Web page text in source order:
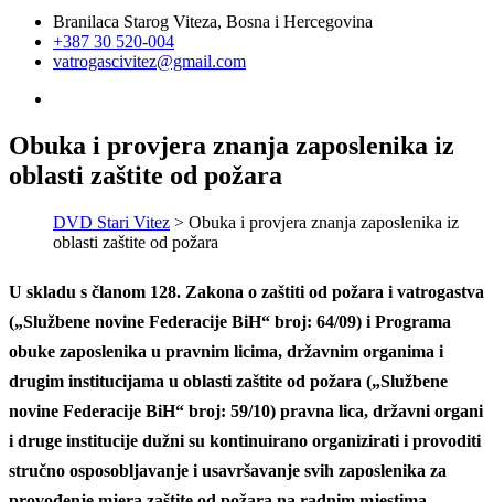
Branilaca Starog Viteza, Bosna i Hercegovina
+387 30 520-004
vatrogascivitez@gmail.com
Obuka i provjera znanja zaposlenika iz
oblasti zaštite od požara
DVD Stari Vitez > Obuka i provjera znanja zaposlenika iz
oblasti zaštite od požara
U skladu s članom 128. Zakona o zaštiti od požara i vatrogastva
(„Službene novine Federacije BiH“ broj: 64/09) i Programa
obuke zaposlenika u pravnim licima, državnim organima i
drugim institucijama u oblasti zaštite od požara („Službene
novine Federacije BiH“ broj: 59/10) pravna lica, državni organi
i druge institucije dužni su kontinuirano organizirati i provoditi
stručno osposobljavanje i usavršavanje svih zaposlenika za